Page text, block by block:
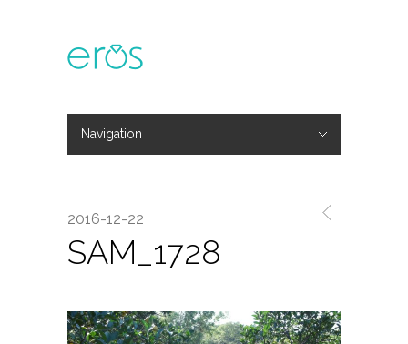
Navigation
2016-12-22
SAM_1728